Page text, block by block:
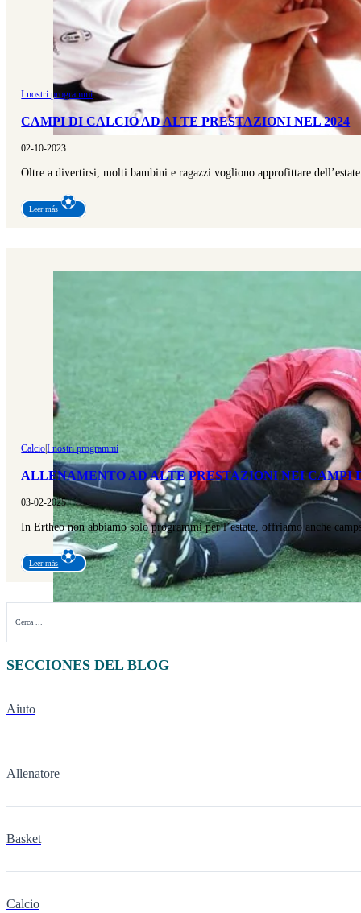
I nostri programmi
CAMPI DI CALCIO AD ALTE PRESTAZIONI NEL 2024
02-10-2023
Oltre a divertirsi, molti bambini e ragazzi vogliono approfittare
Leer más
Calcio|I nostri programmi
ALLENAMENTO AD ALTE PRESTAZIONI NEI CAMPI
03-02-2025
In Ertheo non abbiamo solo programmi per l’estate, offriamo anche
Leer más
Cerca
SECCIONES DEL BLOG
Aiuto
Allenatore
Basket
Calcio